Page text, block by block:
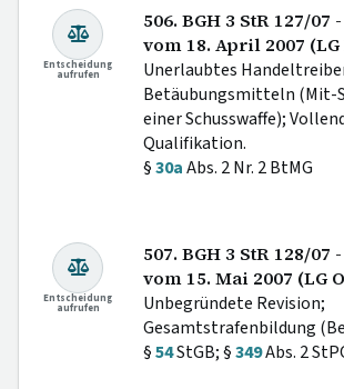
Entscheidung
aufrufen
506. BGH 3 StR 127/07
vom 18. April 2007
Unerlaubtes
Betäubungsmitteln (Mit-
einer Schusswaffe);
Qualifikation.
§30aAbs. 2 Nr. 2 BtMG
Entscheidung
aufrufen
507. BGH 3 StR 128/07
vom 15. Mai 2007 (LG
Unbegründete Revision;
Gesamtstrafenbildung
§54StGB; §349Abs. 2